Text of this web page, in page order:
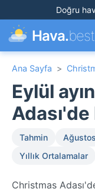
Doğru
Hava.best
Ana Sayfa >
Eylül
Tahmin
Yıllık Ortalamalar
Christmas